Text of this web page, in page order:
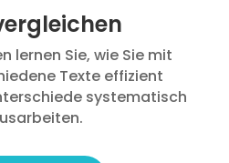
lernen Sie, wie Sie mit
Texte effizient
systematisch